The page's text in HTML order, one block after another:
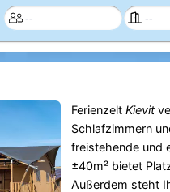
Ferienzelt Kievit
Schlafzimmern
freistehende und
±40m² bietet
Außerdem steht